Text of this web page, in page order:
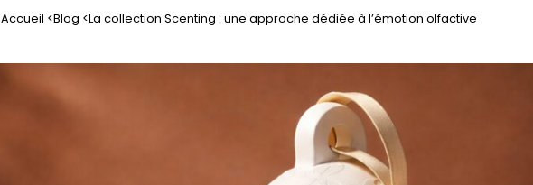
Accueil <Blog <La collection Scenting : une approche dédiée à l’émotion olfactive​